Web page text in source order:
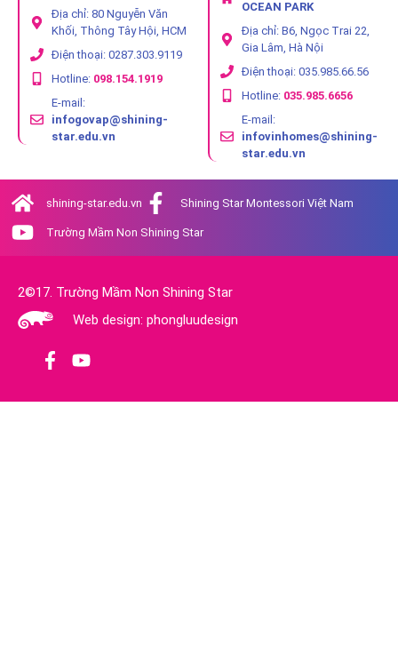
Địa chỉ: 80 Nguyễn Văn
Khối, Thông Tây Hội, HCM
Điện thoại: 0287.303.9119
Hotline: 098.154.1919
E-mail:
infogovap@shining-
star.edu.vn
OCEAN PARK
Địa chỉ: B6, Ngọc Trai 22,
Gia Lâm, Hà Nội
Điện thoại: 035.985.66.56
Hotline: 035.985.6656
E-mail:
infovinhomes@shining-
star.edu.vn
shining-star.edu.vn Shining Star Montessori Việt Nam
Trường Mầm Non Shining Star
2©17. Trường Mầm Non Shining Star
Web design: phongluudesign